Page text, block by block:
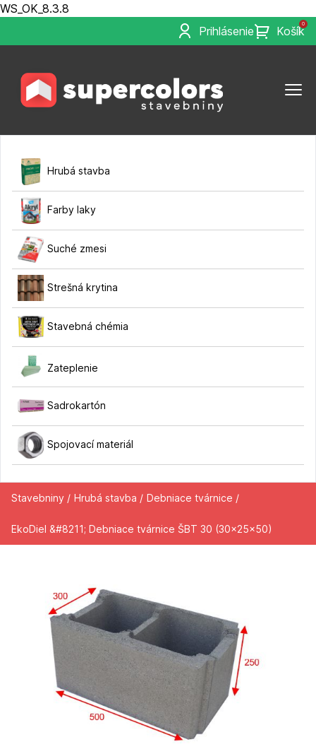
WS_OK_8.3.8
Prihlásenie
0
Košík
Hrubá stavba
Farby laky
Suché zmesi
Strešná krytina
Stavebná chémia
Zateplenie
Sadrokartón
Spojovací materiál
Stavebniny / Hrubá stavba / Debniace tvárnice /
EkoDiel &#8211; Debniace tvárnice ŠBT 30 (30x25x50)